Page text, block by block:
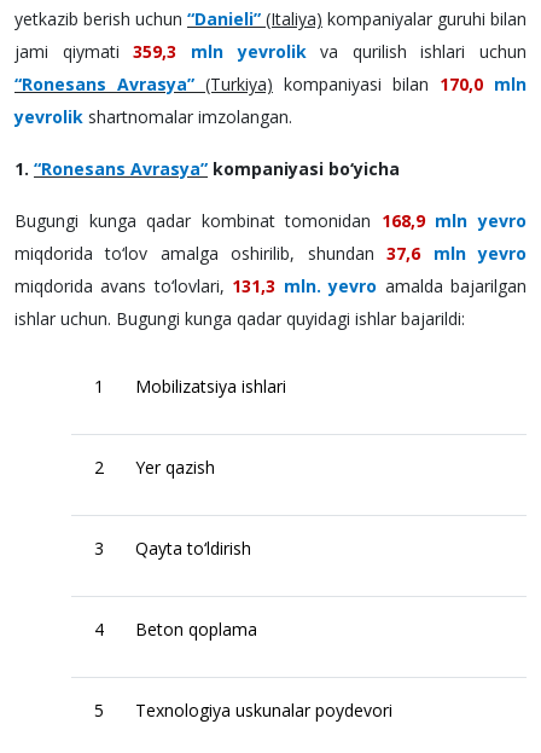
yetkazib berish uchun “Danieli” (Italiya) kompaniyalar guruhi bilan
jami qiymati359,3 mln yevrolikva qurilish ishlari uchun
“Ronesans Avrasya” (Turkiya) kompaniyasi bilan 170,0 mln
yevrolik shartnomalar imzolangan.
1. “Ronesans Avrasya” kompaniyasi bo‘yicha
Bugungi kunga qadar kombinat tomonidan 168,9 mln yevro
miqdorida to‘lov amalga oshirilib, shundan37,6
mln yevro
miqdorida avans to‘lovlari, 131,3 mln. yevro amalda bajarilgan
ishlar uchun. Bugungi kunga qadar quyidagi ishlar bajarildi:
1 Mobilizatsiya ishlari
2 Yer qazish
3 Qayta to‘ldirish
4 Beton qoplama
5 Texnologiya uskunalar poydevori